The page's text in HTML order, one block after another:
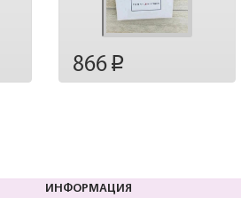
866p
ИНФОРМАЦИЯ